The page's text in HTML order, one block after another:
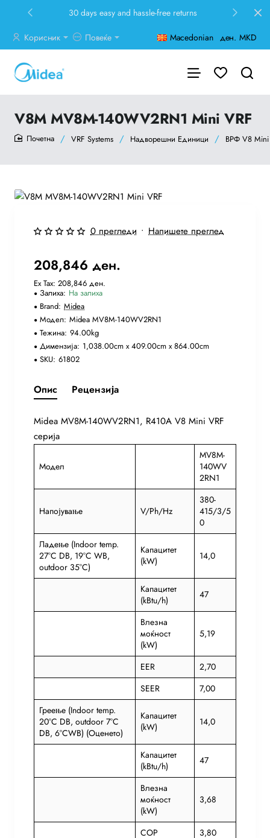
30 days easy and hassle-free returns
Корисник Повеќе Macedonian ден. MKD
V8M MV8M-140WV2RN1 Mini VRF
VRF Systems Надворешни Единици ВРФ V8
Бесплатна Достава
0 прегледи • Напишете преглед
208,846 ден.
Ex Tax: 208,846 ден.
Залиха: На залиха
Brand: Midea
Модел: Midea MV8M-140WV2RN1
Тежина: 94.00kg
Димензија: 1,038.00cm x 409.00cm x 864.00cm
SKU: 61802
Опис Рецензија
Midea MV8M-140WV2RN1, R410A V8 Mini VRF
серија
Модел
MV8M-
140WV
2RN1
Напојување V/Ph/Hz
380-
415/3/5
0
Ладење (Indoor temp.
27°C DB, 19°C WB,
outdoor 35°C)
Капацитет
(kW)
14,0
Капацитет
(kBtu/h)
47
Влезна
моќност
(kW)
5,19
EER
2,70
SEER
7,00
Греење (Indoor temp.
20°C DB, outdoor 7°C
DB, 6°CWB) (Оценето)
Капацитет
(kW)
14,0
Капацитет
(kBtu/h)
47
Влезна
моќност
(kW)
3,68
COP
3,80